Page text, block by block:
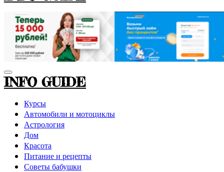
INFO GUIDE
Курсы
Автомобили и мотоциклы
Астрология
Дом
Красота
Питание и рецепты
Советы бабушки